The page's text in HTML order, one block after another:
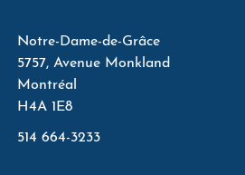
Notre-Dame-de-Grâce
5757, Avenue Monkland
Montréal
H4A 1E8
514 664-3233